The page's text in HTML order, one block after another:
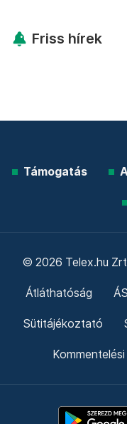
Friss hírek
Támogatás
© 2026 Telex.hu
Átláthatóság
Sütitájékoztató